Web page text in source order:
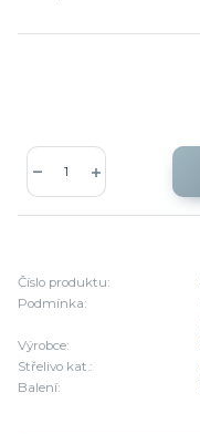
Číslo produktu:
Podmínka:
Výrobce:
Střelivo kat.:
Balení: